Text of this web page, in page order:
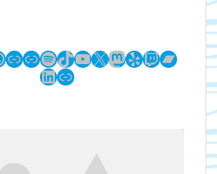
LinkLinkSpotify
TikTok
YouTube
X Mastodon
YelpTwitch
LinkedIn
Link